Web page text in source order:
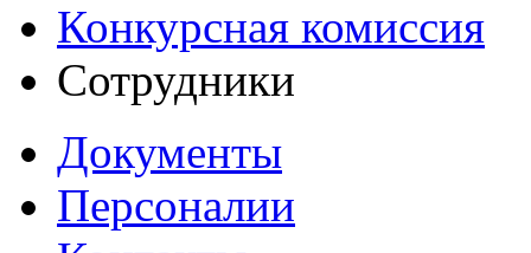
Конкурсная комиссия
Сотрудники
Документы
Персоналии